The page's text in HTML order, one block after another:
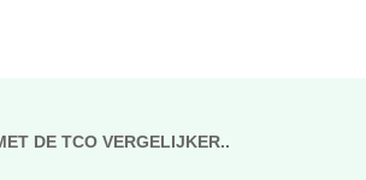
DE TCO VERGELIJKER..